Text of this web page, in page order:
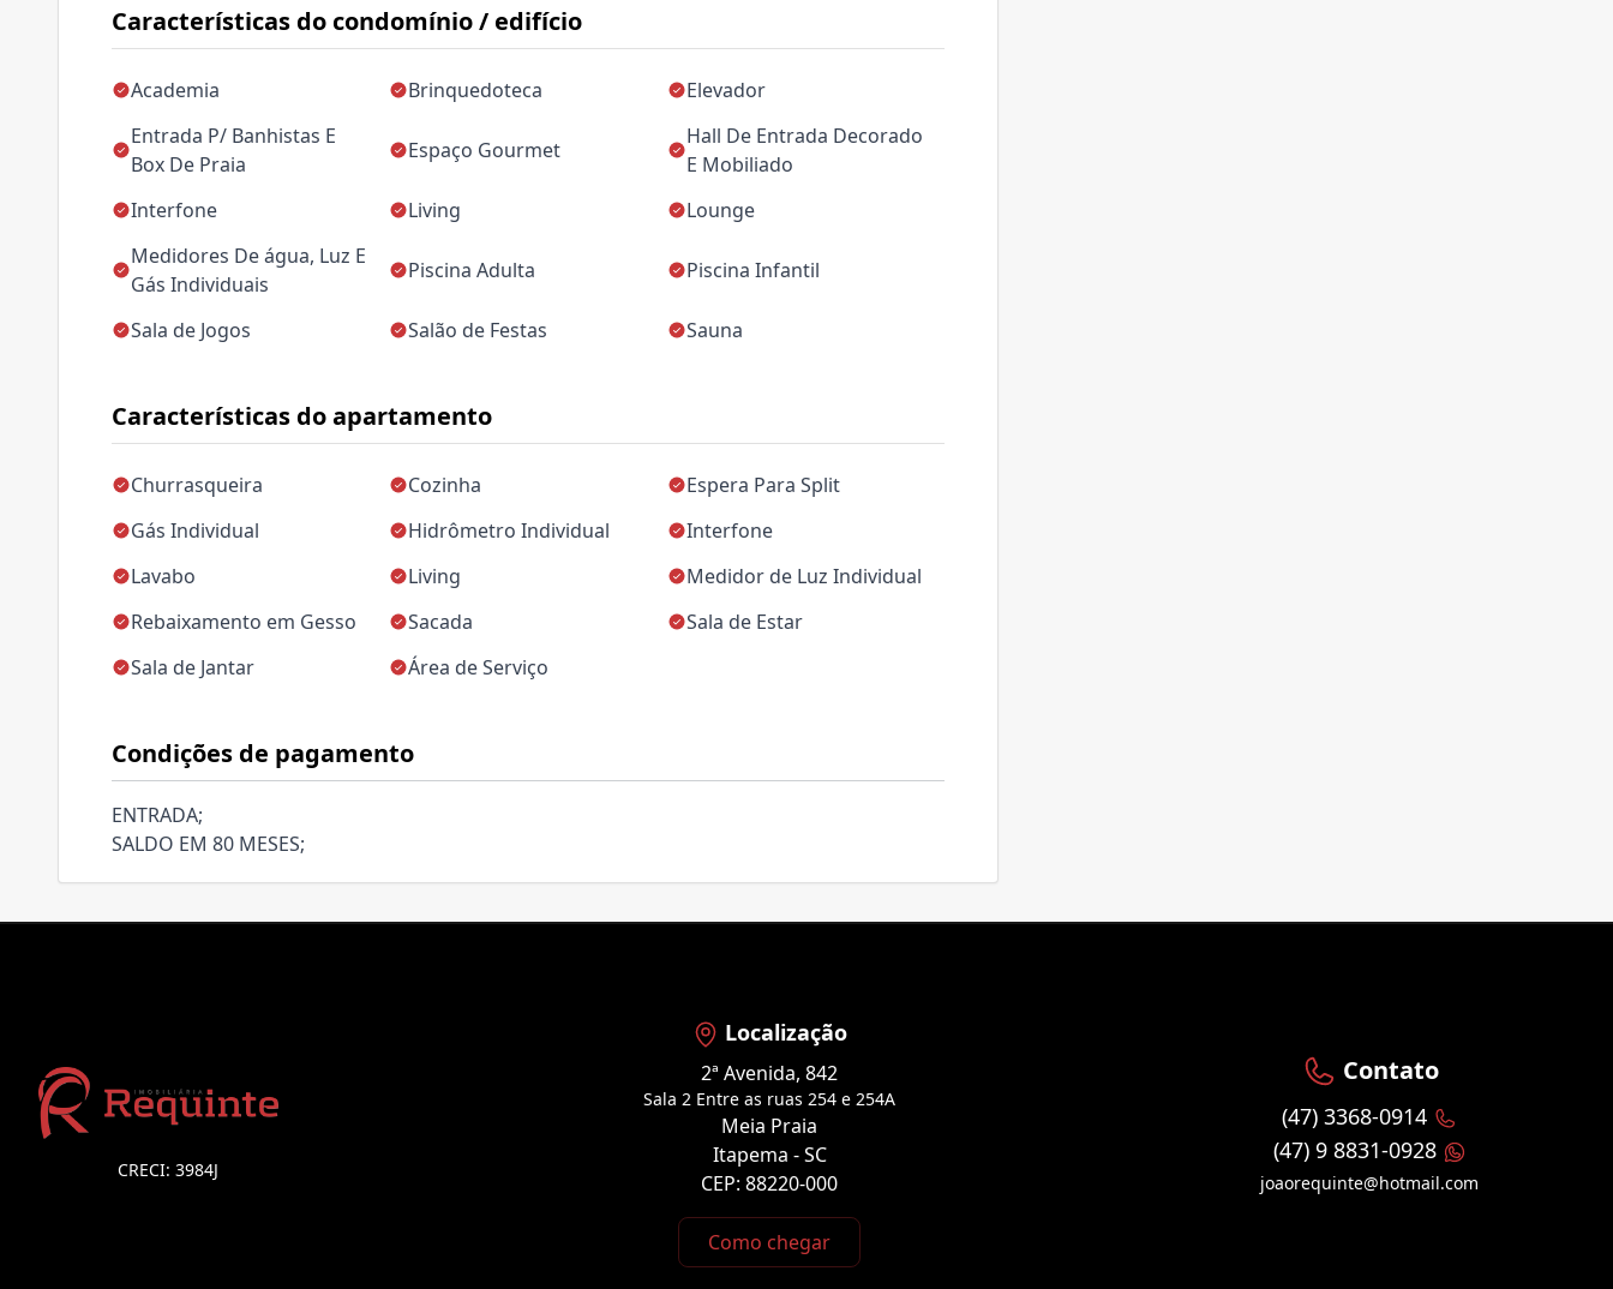
Características do condomínio / edifício
Academia Brinquedoteca
Elevador
Entrada P/ Banhistas E
Box De Praia
Espaço Gourmet
Hall De Entrada Decorado
E Mobiliado
Interfone
Living
Lounge
Medidores De água, Luz E
Gás Individuais
Piscina Adulta Piscina Infantil
Sala de Jogos Salão de Festas Sauna
Características do apartamento
Churrasqueira Cozinha
Espera Para Split
Gás Individual
Hidrômetro Individual
Interfone
Lavabo
Living
Medidor de Luz Individual
Rebaixamento em Gesso
Sacada
Sala de Estar
Sala de Jantar
Área de Serviço
Condições de pagamento
ENTRADA;
SALDO EM 80 MESES;
CRECI: 3984J
Localização
2ª Avenida, 842
Sala 2 Entre as ruas 254 e 254A
Meia Praia
Itapema - SC
CEP: 88220-000
Como chegar
Contato
(47) 3368-0914
(47) 9 8831-0928
joaorequinte@hotmail.com